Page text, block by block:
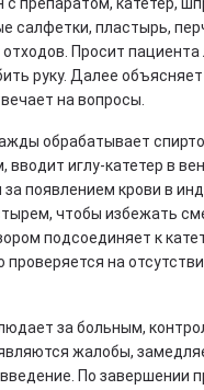
салфетки, пластырь,
Просит пациента
руку. Далее
на вопросы.
обрабатывает
вводит иглу-катетер в
за появлением крови в
чтобы избежать
подсоединяет к
проверяется на
за больным,
жалобы,
По завершении